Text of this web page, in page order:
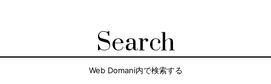
Search
Web Domani内で検索する